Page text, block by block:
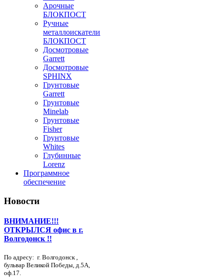
Арочные
БЛОКПОСТ
Ручные
металлоискатели
БЛОКПОСТ
Досмотровые
Garrett
Досмотровые
SPHINX
Грунтовые
Garrett
Грунтовые
Minelab
Грунтовые
Fisher
Грунтовые
Whites
Глубинные
Lorenz
Программное
обеспечение
Новости
ВНИМАНИЕ!!!
ОТКРЫЛСЯ офис в г.
Волгодонск !!
По адресу: г. Волгодонск ,
бульвар Великой Победы, д.5А,
оф.17.